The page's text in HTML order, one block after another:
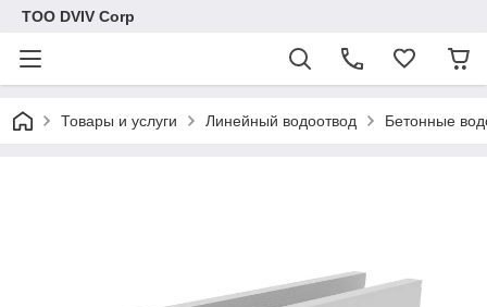
ТОО DVIV Corp
Товары и услуги Линейный водоотвод Бетонные